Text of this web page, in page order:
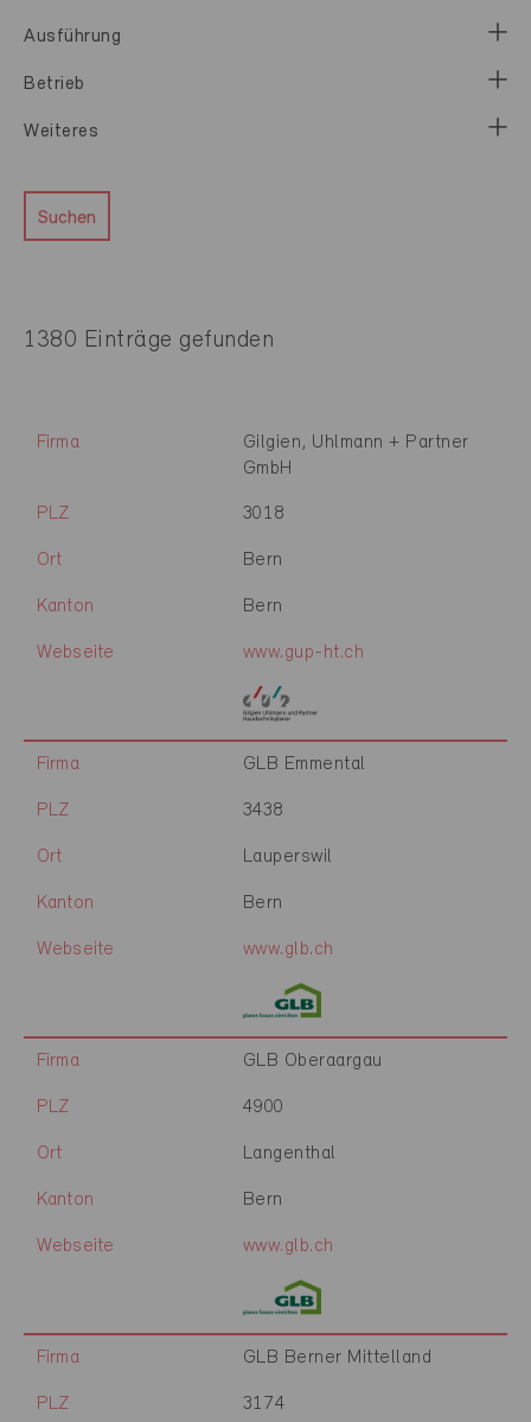
Ausführung
Betrieb
Weiteres
Suchen
1380 Einträge gefunden
Firma
Gilgien, Uhlmann + Partner
GmbH
PLZ 3018
Ort Bern
Kanton Bern
Webseite www.gup-ht.ch
Firma GLB Emmental
PLZ 3438
Ort Lauperswil
Kanton Bern
Webseite www.glb.ch
Firma GLB Oberaargau
PLZ 4900
Ort Langenthal
Kanton Bern
Webseite www.glb.ch
Firma GLB Berner Mittelland
PLZ 3174